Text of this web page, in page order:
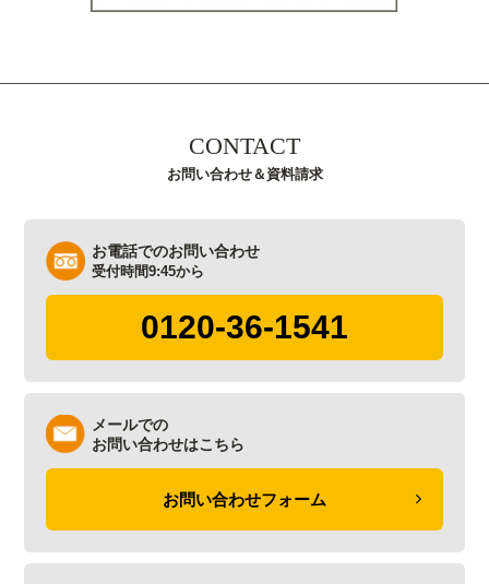
CONTACT
お問い合わせ＆資料請求
お電話でのお問い合わせ
受付時間9:45から
0120-36-1541
メールでの
お問い合わせはこちら
お問い合わせフォーム